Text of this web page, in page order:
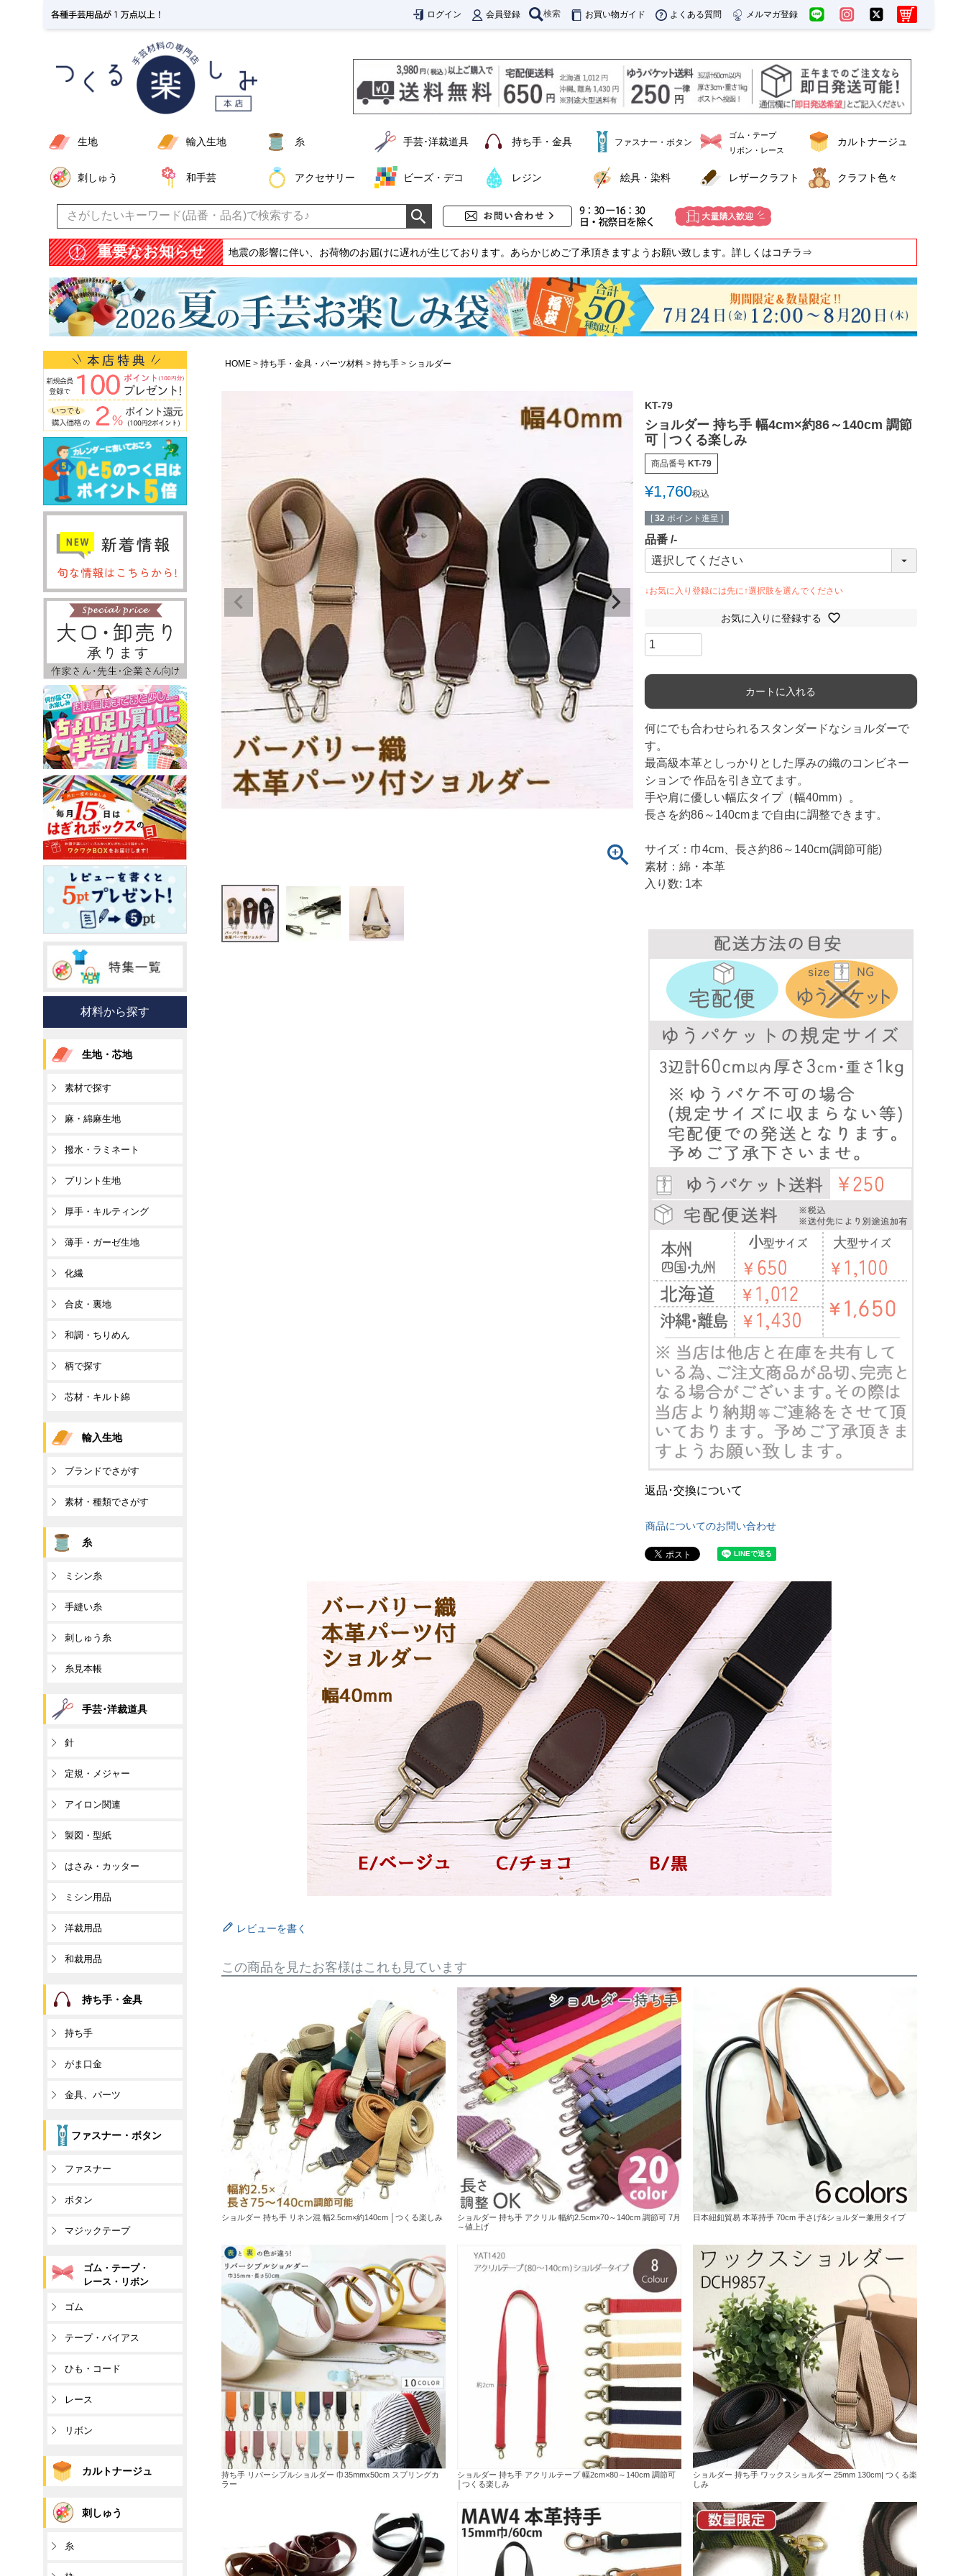
ログイン 会員登録 検索 お買い物ガイド よくある質問 メルマガ登録
生地 輸入生地 糸 手芸･洋裁道具 持ち手・金具 ファスナー・ボタン
ゴム・テープ
リボン・レース
カルトナージュ
刺しゅう 和手芸 アクセサリー ビーズ・デコ レジン 絵具・染料 レザークラフト クラフト色々
重要なお知らせ 地震の影響に伴い、お荷物のお届けに遅れが生じております。あらかじめご了承頂きますようお願い致します。詳しくはコチラ⇒
HOME 持ち手・金具・パーツ材料 持ち手 ショルダー
KT-79
ショルダー 持ち手 幅4cm×約86～140cm 調節
可 │つくる楽しみ
商品番号 KT-79
¥1,760税込
[ 32 ポイント進呈 ]
品番 -
お気に入りに登録する
カートに入れる
何にでも合わせられるスタンダードなショルダーで
す。
最高級本革としっかりとした厚みの織のコンビネー
ションで 作品を引き立てます。
手や肩に優しい幅広タイプ（幅40mm）。
長さを約86～140cmまで自由に調整できます。
サイズ：巾4cm、長さ約86～140cm(調節可能)
素材：綿・本革
入り数: 1本
返品･交換について
商品についてのお問い合わせ
レビューを書く
この商品を見たお客様はこれも見ています
ショルダー 持ち手 リネン混 幅2.5cm×約140cm │つくる楽しみ
ショルダー 持ち手 アクリル 幅約2.5cm×70～140cm 調節可 7月
～値上げ
日本紐釦貿易 本革持手 70cm 手さげ&ショルダー兼用タイプ
持ち手 リバーシブルショルダー 巾35mmx50cm スプリングカ
ラー
ショルダー 持ち手 アクリルテープ 幅2cm×80～140cm 調節可
│つくる楽しみ
ショルダー 持ち手 ワックスショルダー 25mm 130cm| つくる楽
しみ
材料から探す
生地・芯地
素材で探す
麻・綿麻生地
撥水・ラミネート
プリント生地
厚手・キルティング
薄手・ガーゼ生地
化繊
合皮・裏地
和調・ちりめん
柄で探す
芯材・キルト綿
輸入生地
ブランドでさがす
素材・種類でさがす
糸
ミシン糸
手縫い糸
刺しゅう糸
糸見本帳
手芸･洋裁道具
針
定規・メジャー
アイロン関連
製図・型紙
はさみ・カッター
ミシン用品
洋裁用品
和裁用品
持ち手・金具
持ち手
がま口金
金具、パーツ
ファスナー・ボタン
ファスナー
ボタン
マジックテープ
ゴム・テープ・
レース・リボン
ゴム
テープ・バイアス
ひも・コード
レース
リボン
カルトナージュ
刺しゅう
糸